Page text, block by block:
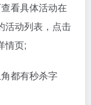
看具体活动在
活动列表，点击
情页;
都有秒杀字